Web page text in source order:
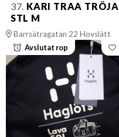
37. KARI TRAA TRÖJA
STL M
Barrsätragatan 22 Hovslätt
Avslutat rop